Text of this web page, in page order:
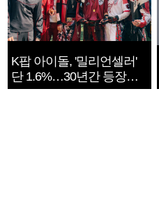
K팝 아이돌, '밀리언셀러'
단 1.6%…30년간 등장
1182개팀 전수조사